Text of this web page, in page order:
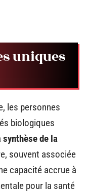
uniques
les personnes
biologiques
synthèse de la
souvent associée
capacité accrue à
pour la santé